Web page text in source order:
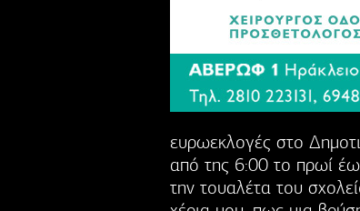
ευρωεκλογές στο
από της 6:00 το πρωί
την τουαλέτα του